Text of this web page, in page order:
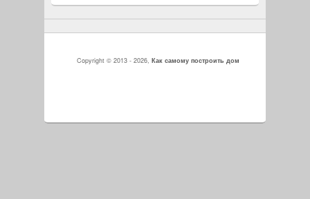
Copyright © 2013 - 2026,Как самому построить дом